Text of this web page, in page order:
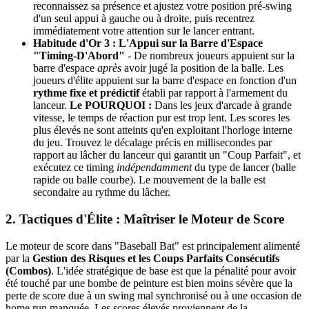
reconnaissez sa présence et ajustez votre position pré-swing
d'un seul appui à gauche ou à droite, puis recentrez
immédiatement votre attention sur le lancer entrant.
Habitude d'Or 3 : L'Appui sur la Barre d'Espace
"Timing-D'Abord" - De nombreux joueurs appuient sur la
barre d'espace après avoir jugé la position de la balle. Les
joueurs d'élite appuient sur la barre d'espace en fonction d'un
rythme fixe et prédictifétabli par rapport à l'armement du
lanceur. Le POURQUOI : Dans les jeux d'arcade à grande
vitesse, le temps de réaction pur est trop lent. Les scores les
plus élevés ne sont atteints qu'en exploitant l'horloge interne
du jeu. Trouvez le décalage précis en millisecondes par
rapport au lâcher du lanceur qui garantit un "Coup Parfait", et
exécutez ce timing indépendammentdu type de lancer (balle
rapide ou balle courbe). Le mouvement de la balle est
secondaire au rythme du lâcher.
2. Tactiques d'Élite : Maîtriser le Moteur de Score
Le moteur de score dans "Baseball Bat" est principalement alimenté
par la Gestion des Risques et les Coups Parfaits Consécutifs
(Combos). L'idée stratégique de base est que la pénalité pour avoir
été touché par une bombe de peinture est bien moins sévère que la
perte de score due à un swing mal synchronisé ou à une occasion de